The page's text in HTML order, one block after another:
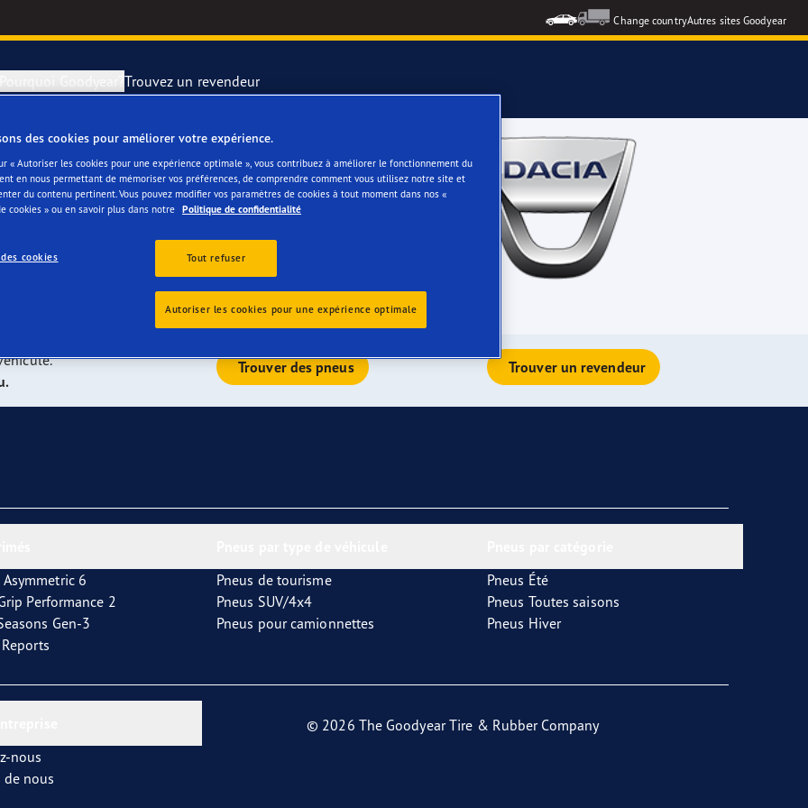
Change countryAutres sites Goodyear
et changer vos pneus
Pourquoi Goodyear?
RACING
F1 SuperSport
Performance 2
4Seasons GEN-3
Performance 3
Pneus par type
Trouvez un revendeur
conviennent
Dacia
tests indépendants et nous proposons actuellement l’une
notés "A" vendus sur le marché européen. La plupart des
le sont même en première monte.
Trouver des pneus Trouver un revendeur
Asymmetric 6
Performance 2
Gen-3
Pneus de tourisme
Pneus SUV/4x4
Pneus pour camionnettes
Pneus Été
Pneus Toutes saisons
Pneus Hiver
nous
de nous
© 2026 The Goodyear Tire & Rubber Company
des cookies pour améliorer votre expérience.
« Autoriser les cookies pour une expérience optimale », vous contribuez à améliorer le fonctionnement du
en nous permettant de mémoriser vos préférences, de comprendre comment vous utilisez notre site et
du contenu pertinent. Vous pouvez modifier vos paramètres de cookies à tout moment dans nos «
cookies » ou en savoir plus dans notre Politique de confidentialité
cookies Tout refuser
Autoriser les cookies pour une expérience optimale